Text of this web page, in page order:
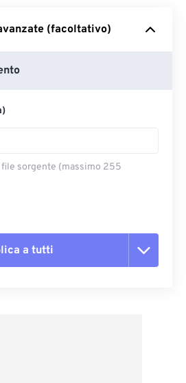
Google Drive
(facoltativo)
sorgente (massimo 255
a tutti